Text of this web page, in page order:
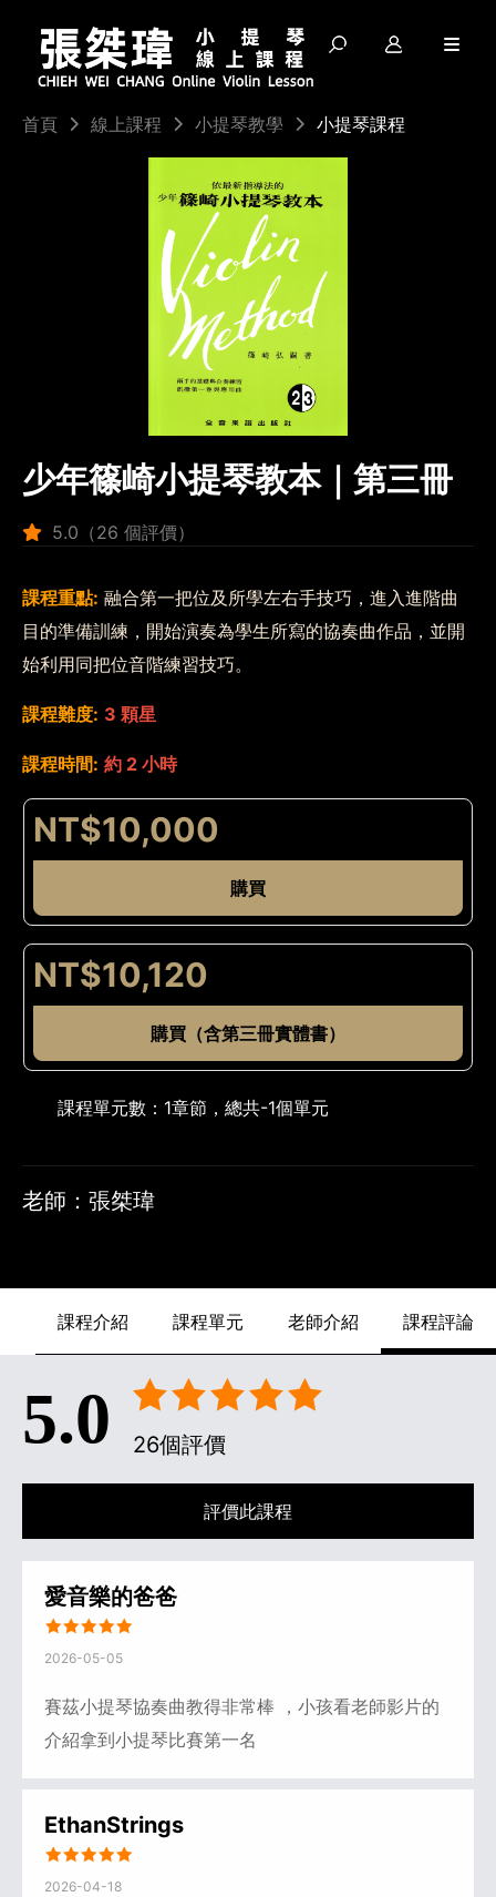
請輸入關鍵字...
首頁 線上課程 小提琴教學 小提琴課程
少年篠崎小提琴教本｜第三冊
5.0（26 個評價）
課程重點: 融合第一把位及所學左右手技巧，進入進階曲
目的準備訓練，開始演奏為學生所寫的協奏曲作品，並開
始利用同把位音階練習技巧。
課程難度: 3 顆星
課程時間: 約 2 小時
NT$10,000
購買
NT$10,120
購買（含第三冊實體書）
課程單元數： 1章節，總共-1個單元
老師：張桀瑋
課程介紹 課程單元 老師介紹 課程評論
5.0 26個評價
評價此課程
愛音樂的爸爸
2026-05-05
賽茲小提琴協奏曲教得非常棒 ，小孩看老師影片的
介紹拿到小提琴比賽第一名
EthanStrings
2026-04-18